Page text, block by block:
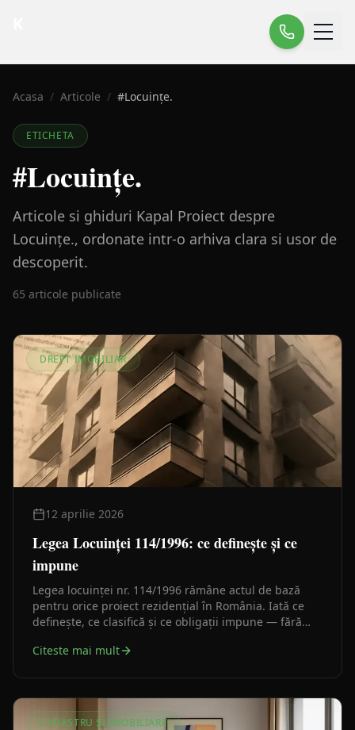
Acasa / Articole / #Locuințe.
ETICHETA
#Locuințe.
Articole si ghiduri Kapal Proiect despre
Locuințe., ordonate intr-o arhiva clara si usor de
descoperit.
65 articole publicate
DREPT IMOBILIAR
12 aprilie 2026
Legea Locuinței 114/1996: ce definește și ce
impune
Legea locuinței nr. 114/1996 rămâne actul de bază
pentru orice proiect rezidențial în România. Iată ce
definește, ce clasifică și ce obligații impune — fără
Citeste mai mult
CADASTRU ȘI IMOBILIARE